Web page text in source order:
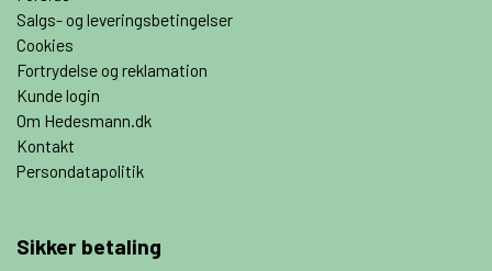
Salgs- og leveringsbetingelser
Cookies
Fortrydelse og reklamation
Kunde login
Om Hedesmann.dk
Kontakt
Persondatapolitik
Sikker betaling